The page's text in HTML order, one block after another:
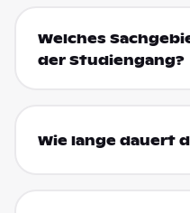
Welches
der Studiengang?
Wie lange dauert